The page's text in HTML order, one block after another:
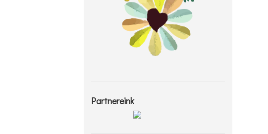
Partnereink